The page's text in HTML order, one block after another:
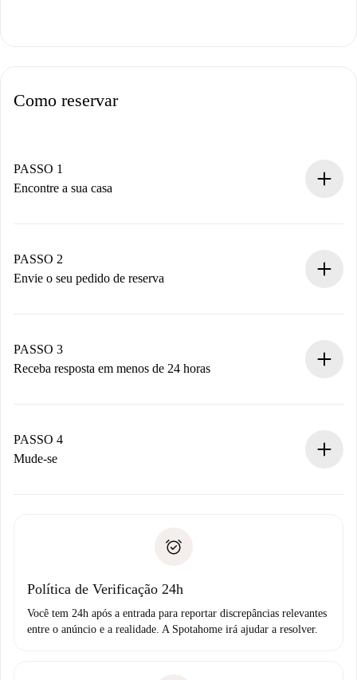
Como reservar
PASSO 1
Encontre a sua casa
Você tem todas as informações necessárias
antecipadamente.
PASSO 2
Envie o seu pedido de reserva
Não cobramos nada até que o proprietário confirme.
PASSO 3
Receba resposta em menos de 24 horas
proprietário.
Se recusada: não cobraremos nada e ofereceremos
Débito direto bancário
PASSO 4
Mude-se
não comunicar nenhum problema.
Política de Verificação 24h
Você tem 24h após a entrada para reportar discrepâncias relevantes
entre o anúncio e a realidade. A Spotahome irá ajudar a resolver.